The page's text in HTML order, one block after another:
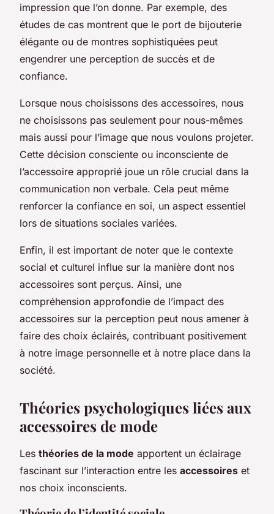
impression que l’on donne. Par exemple, des
études de cas montrent que le port de bijouterie
élégante ou de montres sophistiquées peut
engendrer une perception de succès et de
confiance.
Lorsque nous choisissons des accessoires, nous
ne choisissons pas seulement pour nous-mêmes
mais aussi pour l’image que nous voulons projeter.
Cette décision consciente ou inconsciente de
l’accessoire approprié joue un rôle crucial dans la
communication non verbale. Cela peut même
renforcer la confiance en soi, un aspect essentiel
lors de situations sociales variées.
Enfin, il est important de noter que le contexte
social et culturel influe sur la manière dont nos
accessoires sont perçus. Ainsi, une
compréhension approfondie de l’impact des
accessoires sur la perception peut nous amener à
faire des choix éclairés, contribuant positivement
à notre image personnelle et à notre place dans la
société.
Théories psychologiques liées aux
accessoires de mode
Les théories de la mode apportent un éclairage
fascinant sur l’interaction entre les accessoires et
nos choix inconscients.